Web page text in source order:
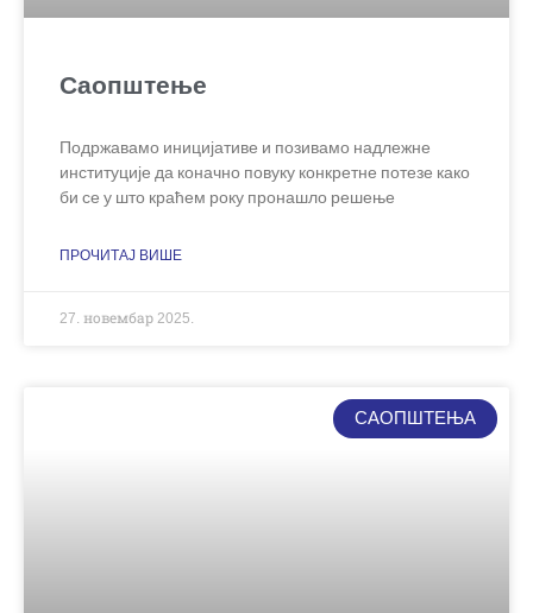
Саопштење
Подржавамо иницијативе и позивамо надлежне
институције да коначно повуку конкретне потезе како
би се у што краћем року пронашло решење
ПРОЧИТАЈ ВИШЕ
27. новембар 2025.
САОПШТЕЊА